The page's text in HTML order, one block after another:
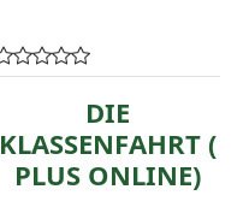
DIE
KLASSENFAHRT (
PLUS ONLINE)